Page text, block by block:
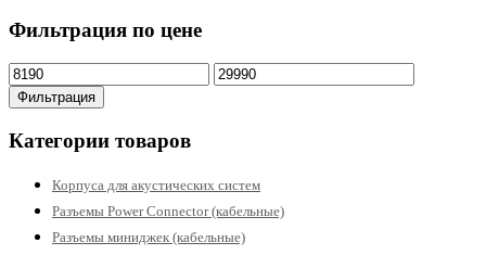
Фильтрация по цене
Минимальная
цена
Максимальная
цена
Фильтрация
Категории товаров
Корпуса для акустических систем
Разъемы Power Connector (кабельные)
Разъемы миниджек (кабельные)